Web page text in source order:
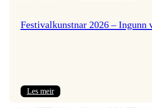
Festivalkunstnar 2026 – Ingunn
Les meir: